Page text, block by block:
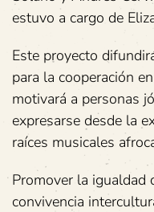
estuvo a cargo de
Este proyecto
para la cooperación
motivará a personas
expresarse desde la
raíces musicales
Promover la igualdad
convivencia